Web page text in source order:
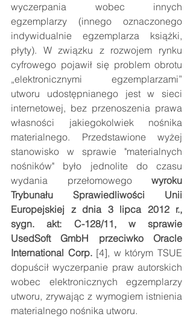
wyczerpania wobec innych
egzemplarzy (innego oznaczonego
indywidualnie egzemplarza książki,
płyty). W związku z rozwojem rynku
cyfrowego pojawił się problem obrotu
„elektronicznymi egzemplarzami”
utworu udostępnianego jest w sieci
internetowej, bez przenoszenia prawa
własności jakiegokolwiek nośnika
materialnego. Przedstawione wyżej
stanowisko w sprawie "materialnych
nośników" było jednolite do czasu
wydania przełomowego wyroku
Trybunału Sprawiedliwości Unii
Europejskiej z dnia 3 lipca 2012 r.,
sygn. akt: C-128/11, w sprawie
UsedSoft GmbH przeciwko Oracle
International Corp. [4], w którym TSUE
dopuścił wyczerpanie praw autorskich
wobec elektronicznych egzemplarzy
utworu, zrywając z wymogiem istnienia
materialnego nośnika utworu.